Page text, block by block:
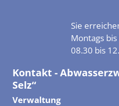
Sie
Montags
08.30 bis
Kontakt -
Selz“
Verwaltung